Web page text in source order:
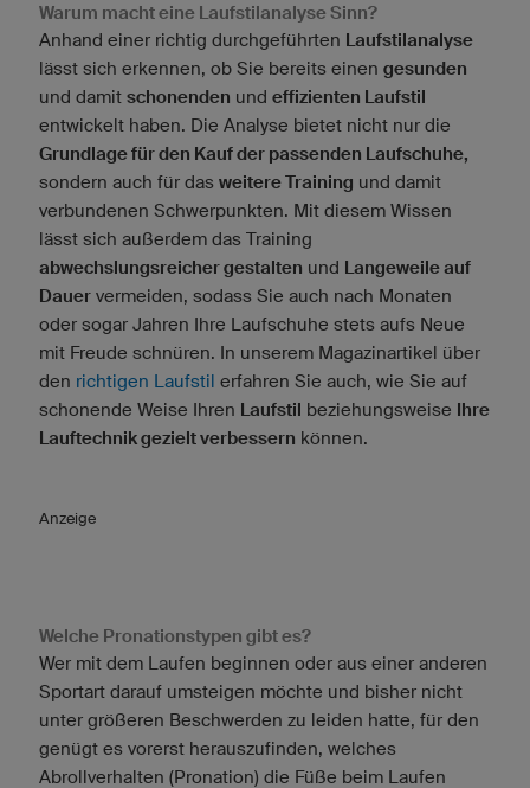
Warum macht eine Laufstilanalyse Sinn?
Anhand einer richtig durchgeführten Laufstilanalyse
lässt sich erkennen, ob Sie bereits einen gesunden
und damit schonenden und effizienten Laufstil
entwickelt haben. Die Analyse bietet nicht nur die
Grundlage für den Kauf der passenden Laufschuhe,
sondern auch für das weitere Training und damit
verbundenen Schwerpunkten. Mit diesem Wissen
lässt sich außerdem das Training
abwechslungsreicher gestalten und Langeweile auf
Dauer vermeiden, sodass Sie auch nach Monaten
oder sogar Jahren Ihre Laufschuhe stets aufs Neue
mit Freude schnüren. In unserem Magazinartikel über
den richtigen Laufstil erfahren Sie auch, wie Sie auf
schonende Weise Ihren Laufstil beziehungsweise Ihre
Lauftechnik gezielt verbessern können.
Anzeige
Welche Pronationstypen gibt es?
Wer mit dem Laufen beginnen oder aus einer anderen
Sportart darauf umsteigen möchte und bisher nicht
unter größeren Beschwerden zu leiden hatte, für den
genügt es vorerst herauszufinden, welches
Abrollverhalten (Pronation) die Füße beim Laufen